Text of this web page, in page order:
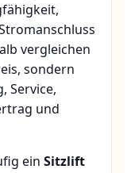
vergleichen
sondern
Service,
und
ein Sitzlift